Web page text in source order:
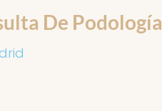
De Podología